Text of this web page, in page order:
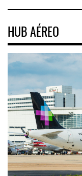
HUB AÉREO